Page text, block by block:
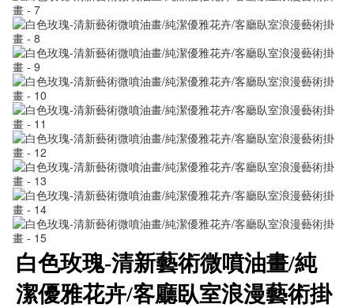
白色玫瑰-清新藝術微噴油畫/純
潔優雅花卉/客廳臥室浪漫藝術掛